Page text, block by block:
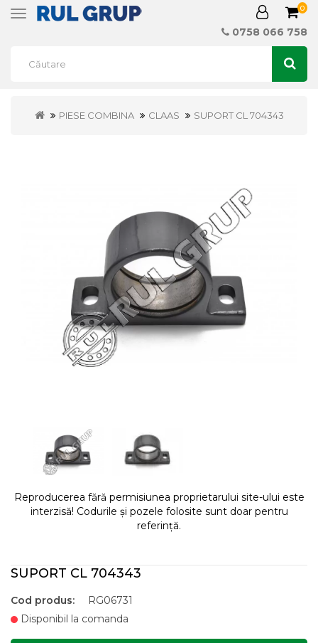
Toggle
0
0758 066 758
PIESE COMBINA CLAAS SUPORT CL 704343
Reproducerea fără permisiunea proprietarului site-ului este
interzisă! Codurile și pozele folosite sunt doar pentru
referință.
SUPORT CL 704343
Cod produs:
RG06731
Disponibil la comanda